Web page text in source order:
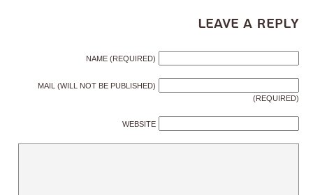
Leave a Reply
NAME (REQUIRED)
MAIL (WILL NOT BE PUBLISHED)
(REQUIRED)
WEBSITE